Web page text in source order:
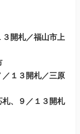
開札／福山市上
１３開札／三原
、９／１３開札